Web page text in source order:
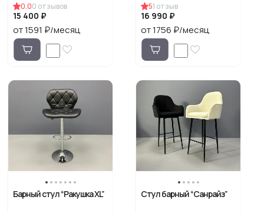
0.00 отзывов
15 400 ₽
от 1591 ₽/месяц
51 отзыв
16 990 ₽
от 1756 ₽/месяц
Барный стул “Ракушка XL” Стул барный “Санрайз”